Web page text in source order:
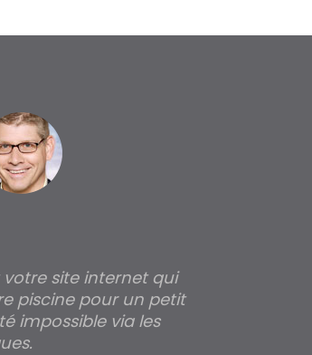
site internet qui
piscine pour un petit
impossible via les